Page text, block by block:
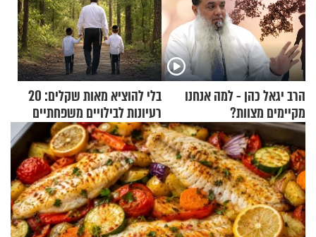
הרב יגאל כהן - למה אנחנו
מקיימים מצוות?
בלי להוציא מאות שקלים: 20
רעיונות לבילויים משפחתיים
כמעט בחינם